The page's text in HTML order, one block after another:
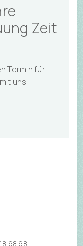
Zeit
Termin für
uns.
68 68